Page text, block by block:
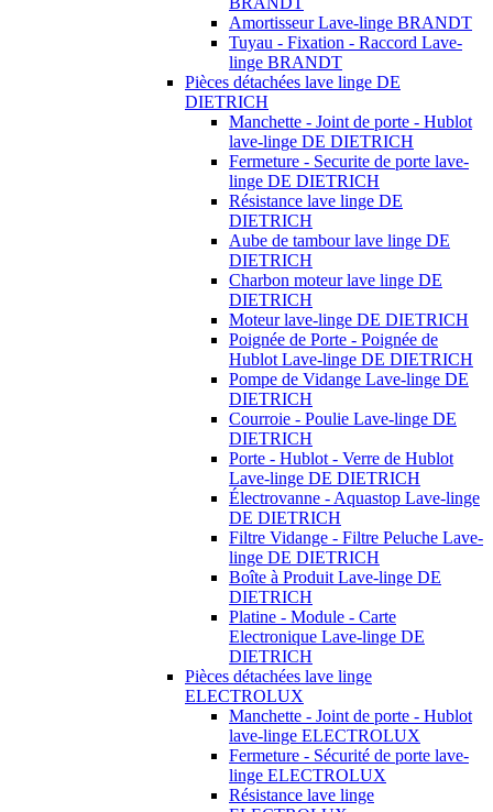
Amortisseur Lave-linge BRANDT
Tuyau - Fixation - Raccord Lave-
linge BRANDT
Pièces détachées lave linge DE
DIETRICH
Manchette - Joint de porte - Hublot
lave-linge DE DIETRICH
Fermeture - Securite de porte lave-
linge DE DIETRICH
Résistance lave linge DE
DIETRICH
Aube de tambour lave linge DE
DIETRICH
Charbon moteur lave linge DE
DIETRICH
Moteur lave-linge DE DIETRICH
Poignée de Porte - Poignée de
Hublot Lave-linge DE DIETRICH
Pompe de Vidange Lave-linge DE
DIETRICH
Courroie - Poulie Lave-linge DE
DIETRICH
Porte - Hublot - Verre de Hublot
Lave-linge DE DIETRICH
Électrovanne - Aquastop Lave-linge
DE DIETRICH
Filtre Vidange - Filtre Peluche Lave-
linge DE DIETRICH
Boîte à Produit Lave-linge DE
DIETRICH
Platine - Module - Carte
Electronique Lave-linge DE
DIETRICH
Pièces détachées lave linge
ELECTROLUX
Manchette - Joint de porte - Hublot
lave-linge ELECTROLUX
Fermeture - Sécurité de porte lave-
linge ELECTROLUX
Résistance lave linge